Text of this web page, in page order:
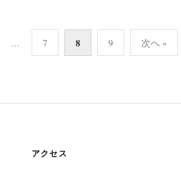
… 7 8 9 次へ »
アクセス